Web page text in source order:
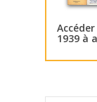
1939 à